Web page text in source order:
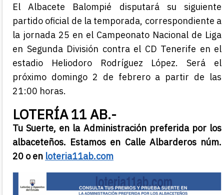
El Albacete Balompié disputará su siguiente
partido oficial de la temporada, correspondiente a
la jornada 25 en el Campeonato Nacional de Liga
en Segunda División contra el CD Tenerife en el
estadio Heliodoro Rodríguez López. Será el
próximo domingo 2 de febrero a partir de las
21:00 horas.
LOTERÍA 11 AB.-
Tu Suerte, en la Administración preferida por los
albaceteños. Estamos en Calle Albarderos núm.
20 o en loteria11ab.com